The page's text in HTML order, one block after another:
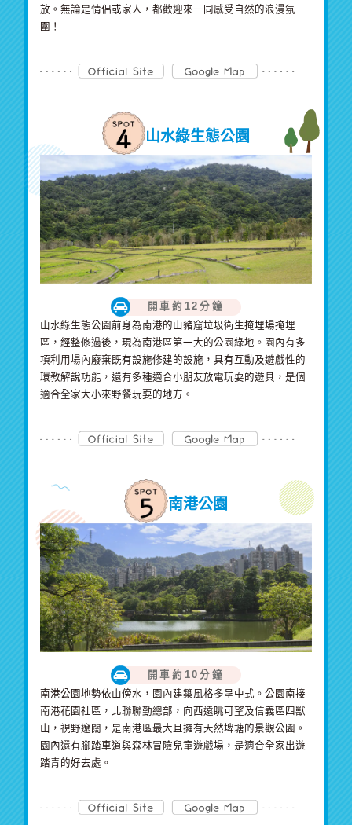
放。無論是情侶或家人，都歡迎來一同感受自然的浪漫氛
圍！
山水綠生態公園
開車約12分鐘
山水綠生態公園前身為南港的山豬窟垃圾衛生掩埋場掩埋
區，經整修過後，現為南港區第一大的公園綠地。園內有多
項利用場內廢棄既有設施修建的設施，具有互動及遊戲性的
環教解說功能，還有多種適合小朋友放電玩耍的遊具，是個
適合全家大小來野餐玩耍的地方。
南港公園
開車約10分鐘
南港公園地勢依山傍水，園內建築風格多呈中式。公園南接
南港花園社區，北聯聯勤總部，向西遠眺可望及信義區四獸
山，視野遼闊，是南港區最大且擁有天然埤塘的景觀公園。
園內還有腳踏車道與森林冒險兒童遊戲場，是適合全家出遊
踏青的好去處。